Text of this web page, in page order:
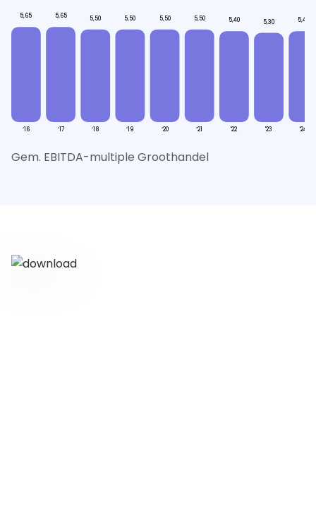
‘16 ‘17 ‘18 ‘19 ‘20 ‘21 '22 '23 '24
5,65 5,65 5,50 5,50 5,50 5,50 5,40 5,30 5,40
Gem. EBITDA-multiple Groothandel